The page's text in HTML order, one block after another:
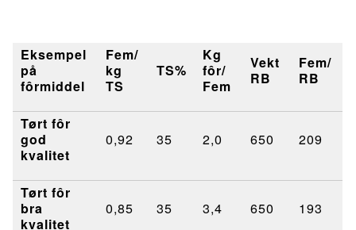
Eksempel
på
fôrmiddel
Fem/
kg
TS
TS%
Kg
fôr/
Fem
Vekt
RB
Fem/
RB
Tørt fôr
god
kvalitet
0,92 35 2,0 650 209
Tørt fôr
bra
kvalitet
0,85 35 3,4 650 193